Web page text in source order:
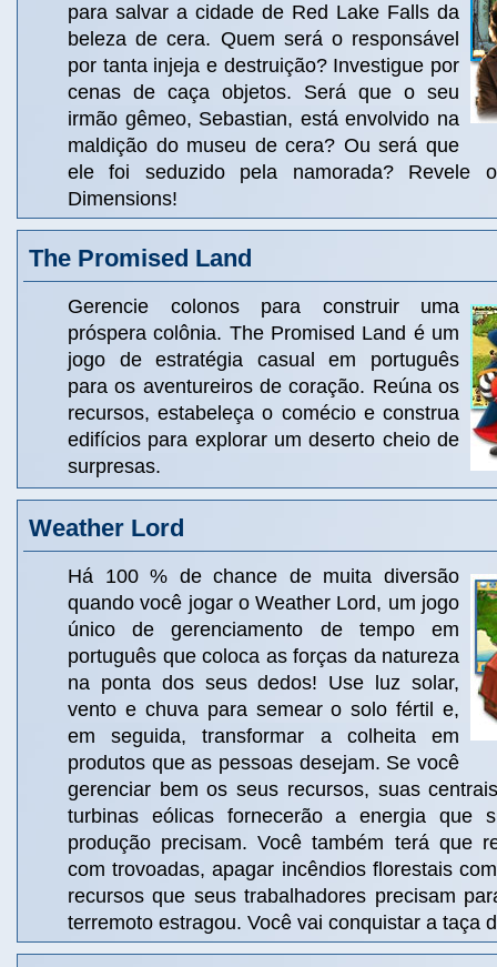
para salvar a cidade de Red Lake Falls da
beleza de cera. Quem será o responsável
por tanta injeja e destruição? Investigue por
cenas de caça objetos. Será que o seu
irmão gêmeo, Sebastian, está envolvido na
maldição do museu de cera? Ou será que
ele foi seduzido pela namorada? Revele
Dimensions!
The Promised Land
Gerencie colonos para construir uma
próspera colônia. The Promised Land é um
jogo de estratégia casual em português
para os aventureiros de coração. Reúna os
recursos, estabeleça o comécio e construa
edifícios para explorar um deserto cheio de
surpresas.
Weather Lord
Há 100 % de chance de muita diversão
quando você jogar o Weather Lord, um jogo
único de gerenciamento de tempo em
português que coloca as forças da natureza
na ponta dos seus dedos! Use luz solar,
vento e chuva para semear o solo fértil e,
em seguida, transformar a colheita em
produtos que as pessoas desejam. Se você
gerenciar bem os seus recursos, suas
turbinas eólicas fornecerão a energia que
produção precisam. Você também terá que
com trovoadas, apagar incêndios florestais
recursos que seus trabalhadores precisam
terremoto estragou. Você vai conquistar a taça